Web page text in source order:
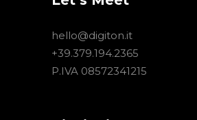
hello@digiton.it
+39.379.194.2365
P.IVA 08572341215